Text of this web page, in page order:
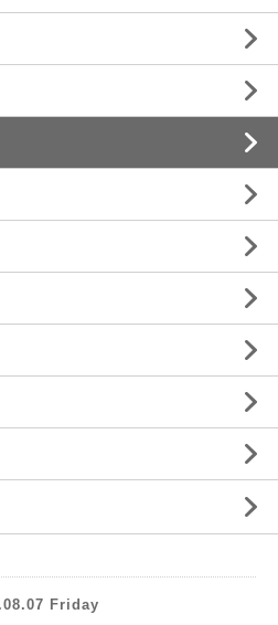
Friday